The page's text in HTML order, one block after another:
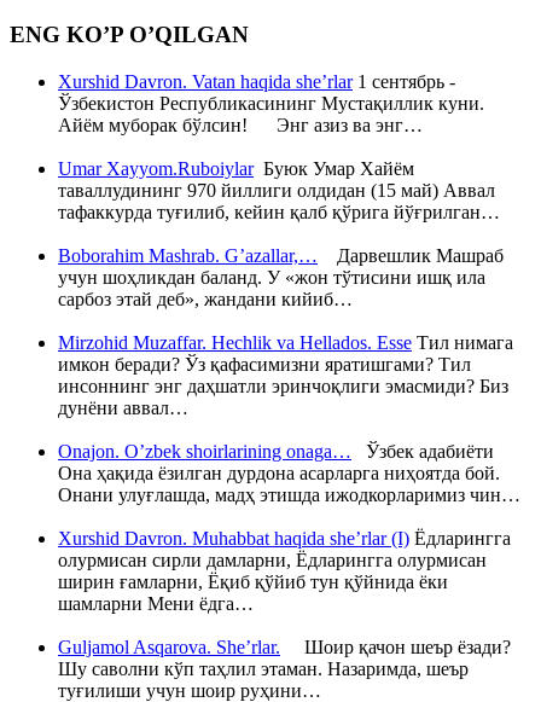
ENG KO’P O’QILGAN
Xurshid Davron. Vatan haqida she’rlar1 сентябрь -
Ўзбекистон Республикасининг Мустақиллик куни.
Айём муборак бўлсин! Энг азиз ва энг…
Umar Xayyom.RuboiylarБуюк Умар Хайём
таваллудининг 970 йиллиги олдидан (15 май) Аввал
тафаккурда туғилиб, кейин қалб қўрига йўғрилган…
Boborahim Mashrab. G’azallar,… Дарвешлик Машраб
учун шоҳликдан баланд. У «жон тўтисини ишқ ила
сарбоз этай деб», жандани кийиб…
Mirzohid Muzaffar. Hechlik va Hellados. Esse Тил нимага
имкон беради? Ўз қафасимизни яратишгами? Тил
инсоннинг энг даҳшатли эринчоқлиги эмасмиди? Биз
дунёни аввал…
Onajon. O’zbek shoirlarining onaga… Ўзбек адабиёти
Она ҳақида ёзилган дурдона асарларга ниҳоятда бой.
Онани улуғлашда, мадҳ этишда ижодкорларимиз чин…
Xurshid Davron. Muhabbat haqida she’rlar (I) Ёдларингга
олурмисан сирли дамларни, Ёдларингга олурмисан
ширин ғамларни, Ёқиб қўйиб тун қўйнида ёки
шамларни Мени ёдга…
Guljamol Asqarova. She’rlar. Шоир қачон шеър ёзади?
Шу саволни кўп таҳлил этаман. Назаримда, шеър
туғилиши учун шоир руҳини…